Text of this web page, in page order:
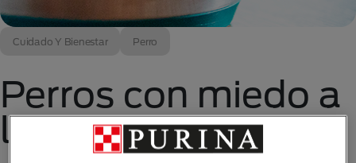
Cuidado Y Bienestar Perro
Perros con miedo a
los truenos